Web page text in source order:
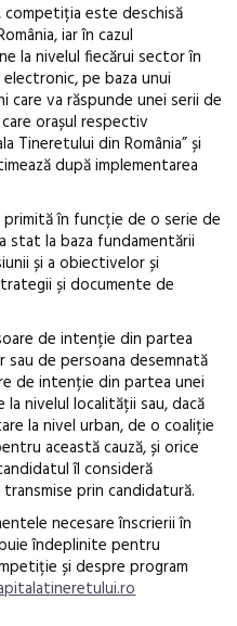
este deschisă
iar în cazul
la nivelul fiecărui sector în
pe baza unui
care va răspunde unei serii de
orașul respectiv
Tineretului din România” și
după implementarea
primită în funcție de o serie de
stat la baza fundamentării
și a obiectivelor și
și documente de
de intenție din partea
sau de persoana desemnată
de intenție din partea unei
nivelul localității sau, dacă
la nivel urban, de o coaliție
această cauză, și orice
îl consideră
prin candidatură.
necesare înscrierii în
îndeplinite pentru
și despre program